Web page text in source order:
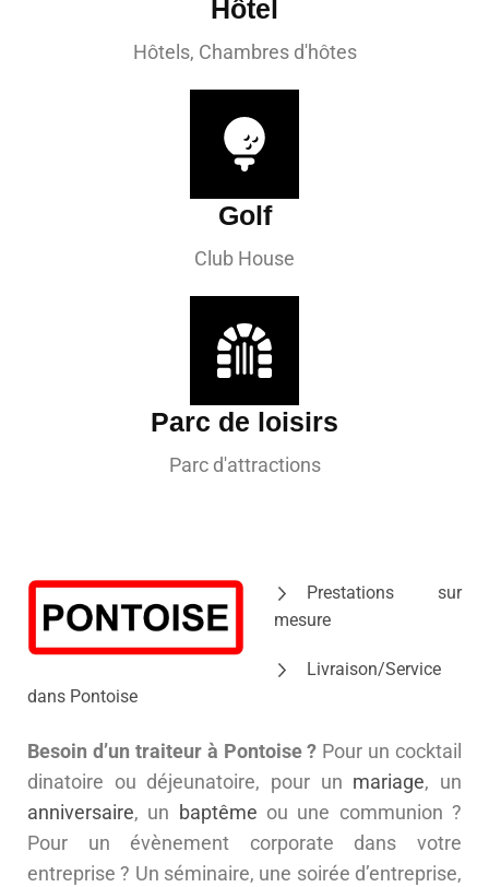
Hôtel
Hôtels, Chambres d'hôtes
Golf
Club House
Parc de loisirs
Parc d'attractions
Prestations sur
mesure
Livraison/Service
dans Pontoise
Besoin d’un traiteur à Pontoise ? Pour un cocktail
dinatoire ou déjeunatoire, pour un mariage, un
anniversaire, un baptême ou une communion ?
Pour un évènement corporate dans votre
entreprise ? Un séminaire, une soirée d’entreprise,